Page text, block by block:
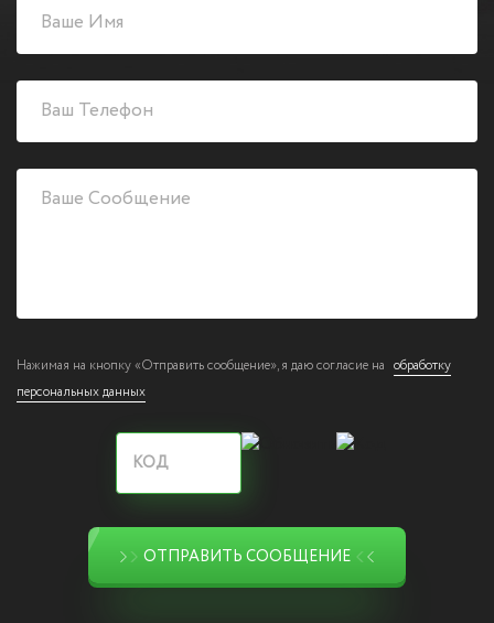
Нажимая на кнопку «Отправить сообщение», я даю согласие на обработку
персональных данных
ОТПРАВИТЬ СООБЩЕНИЕ